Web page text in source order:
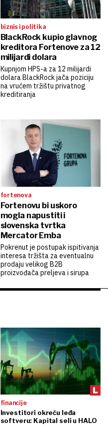
biznis i politika
BlackRock kupio glavnog
kreditora Fortenove za 12
milijardi dolara
Kupnjom HPS-a za 12 milijardi
dolara BlackRock jača poziciju
na vrućem tržištu privatnog
kreditiranja
fortenova
Fortenovu bi uskoro
mogla napustiti i
slovenska tvrtka
Mercator Emba
Pokrenut je postupak ispitivanja
interesa tržišta za eventualnu
prodaju velikog B2B
proizvođača preljeva i sirupa
financije
Investitori okreću leđa
softveru: Kapital seli u HALO